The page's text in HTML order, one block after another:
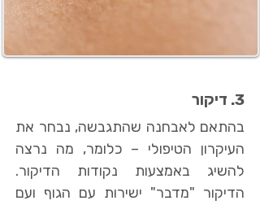
3. דיקור
בהתאם לאבחנה שהתגבשה, נבחר את
העיקרון הטיפולי – כלומר, מה נרצה
להשיג באמצעות נקודות הדיקור.
הדיקור "מדבר" ישירות עם הגוף ועם